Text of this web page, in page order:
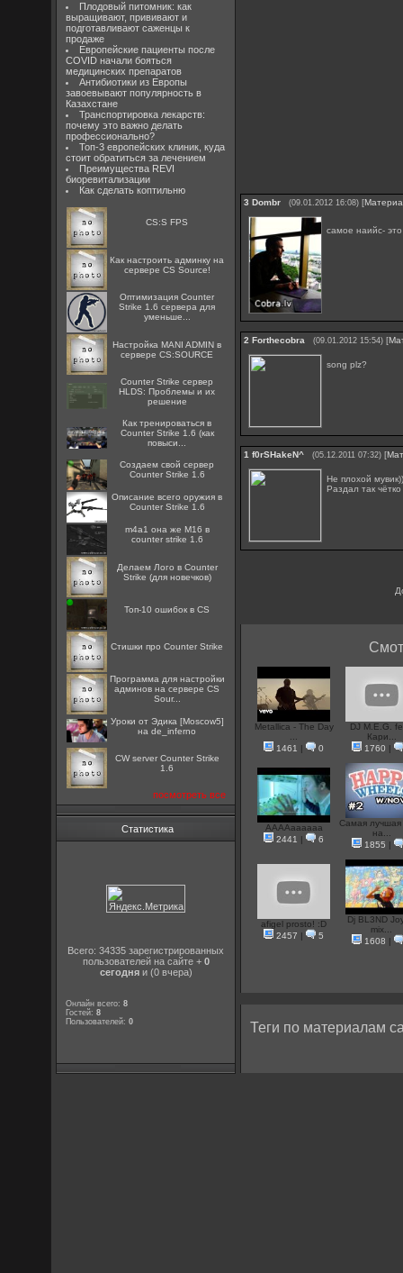
Плодовый питомник: как
выращивают, прививают и
подготавливают саженцы к
продаже
Европейские пациенты после
COVID начали бояться
медицинских препаратов
Антибиотики из Европы
завоевывают популярность в
Казахстане
Транспортировка лекарств:
почему это важно делать
профессионально?
Топ-3 европейских клиник, куда
стоит обратиться за лечением
Преимущества REVI
биоревитализации
Как сделать коптильню
CS:S FPS
Как настроить админку на
сервере CS Source!
Оптимизация Counter
Strike 1.6 сервера для
уменьше...
Настройка MANI ADMIN в
сервере CS:SOURCE
Counter Strike сервер
HLDS: Проблемы и их
решение
Как тренироваться в
Counter Strike 1.6 (как
повыси...
Создаем свой сервер
Counter Strike 1.6
Описание всего оружия в
Counter Strike 1.6
m4a1 она же M16 в
counter strike 1.6
Делаем Лого в Counter
Strike (для новечков)
Топ-10 ошибок в CS
Стишки про Counter Strike
Программа для настройки
админов на сервере CS
Sour...
Уроки от Эдика [Moscow5]
на de_inferno
CW server Counter Strike
1.6
посмотреть все
Статистика
Всего: 34335 зарегистрированных
пользователей на сайте + 0
сегодняи (0 вчера)
Онлайн всего:8
Гостей:8
Пользователей:0
3 Dombr (09.01.2012 16:08) [
самое наийс-
2 Forthecobra (09.01.2012 15:54) [
song plz?
1 f0rSHakeN^ (05.12.2011 07:32) [
Не плохой
Раздал так
Metallica - The Day
1461 | 0
DJ M.E.G.
Кари...
1760 |
ААААаааааа
2441 | 6
Самая лучшая
на...
1855 |
afigel prosto! :D
2457 | 5
Dj BL3ND
mix...
1608 |
Теги по материалам